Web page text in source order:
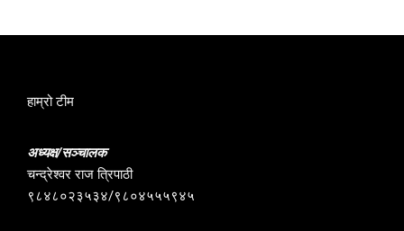
हाम्रो टीम
अध्यक्ष/सञ्चालक
चन्द्रेश्वर राज त्रिपाठी
९८४८०२३५३४/९८०४५५५९४५